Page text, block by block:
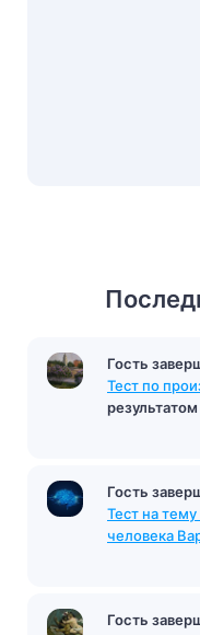
Гость
Тест «Борис
Тест по
результатом
Тест на